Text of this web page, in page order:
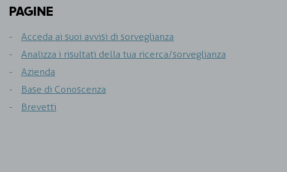
PAGINE
Acceda ai suoi avvisi di sorveglianza
Analizza i risultati della tua ricerca/sorveglianza
Azienda
Base di Conoscenza
Brevetti